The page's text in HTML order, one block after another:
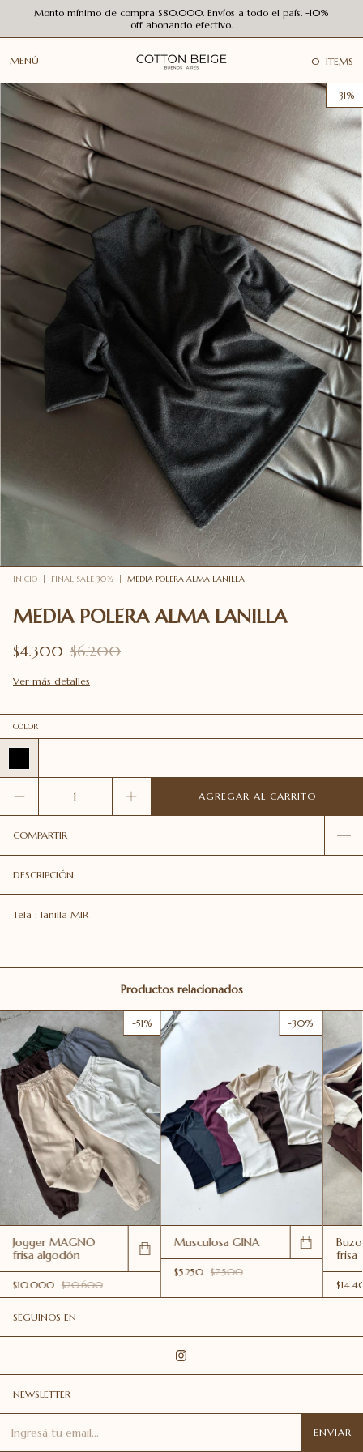
Monto mínimo de compra $80.000. Envíos a todo el país. -10%
off abonando efectivo.
MENÚ 0 ITEMS
-31%
INICIO | FINAL SALE 30% | MEDIA POLERA ALMA LANILLA
MEDIA POLERA ALMA LANILLA
$4.300 $6.200
Ver más detalles
COLOR
COMPARTIR
DESCRIPCIÓN
Tela : lanilla MIR
Productos relacionados
-51%
Jogger MAGNO
frisa algodón
$10.000 $20.600
-30%
Musculosa GINA
$5.250 $7.500
frisa
SEGUINOS EN
NEWSLETTER